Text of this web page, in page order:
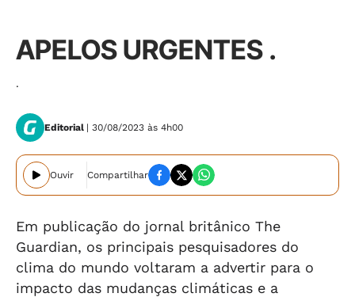
APELOS URGENTES .
.
Editorial | 30/08/2023 às 4h00
Ouvir Compartilhar
Em publicação do jornal britânico The
Guardian, os principais pesquisadores do
clima do mundo voltaram a advertir para o
impacto das mudanças climáticas e a